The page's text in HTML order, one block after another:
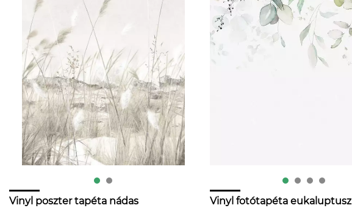
Vinyl poszter tapéta nádas
Vinyl fotótapéta eukaluptusz